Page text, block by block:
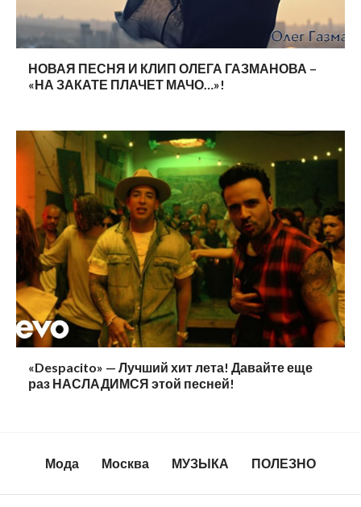
НОВАЯ ПЕСНЯ И КЛИП ОЛЕГА ГАЗМАНОВА –
«НА ЗАКАТЕ ПЛАЧЕТ МАЧО…»!
«Despacito» — Лучший хит лета! Давайте еще
раз НАСЛАДИМСЯ этой песней!
Мода Москва МУЗЫКА ПОЛЕЗНО